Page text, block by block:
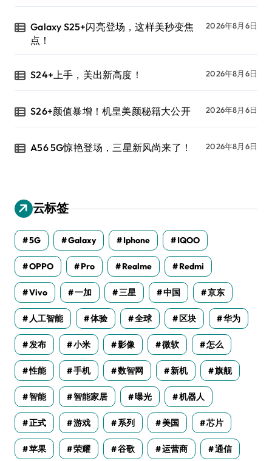
Galaxy S25+闪亮登场，这样美秒变焦
点！
2026年8月6日
S24+上手，美出新高度！ 2026年8月6日
S26+颜值暴增！机皇美颜秘籍大公开 2026年8月6日
A56 5G惊艳登场，三星新风尚来了！ 2026年8月6日
云标签
5G Galaxy Iphone IQOO
OPPO Pro Realme Redmi
Vivo 一加 三星 中国 京东
人工智能 体验 全球 区块 华为
发布 小米 影像 微软 怎么
性能 手机 数智网 新机 旗舰
智能 智能家居 曝光 机器人
正式 游戏 系列 美国 芯片
苹果 荣耀 谷歌 运营商 通信